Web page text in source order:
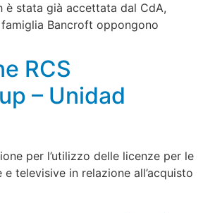
è stata già accettata dal CdA,
Bancroft oppongono
RCS
– Unidad
per l’utilizzo delle licenze per le
televisive in relazione all’acquisto